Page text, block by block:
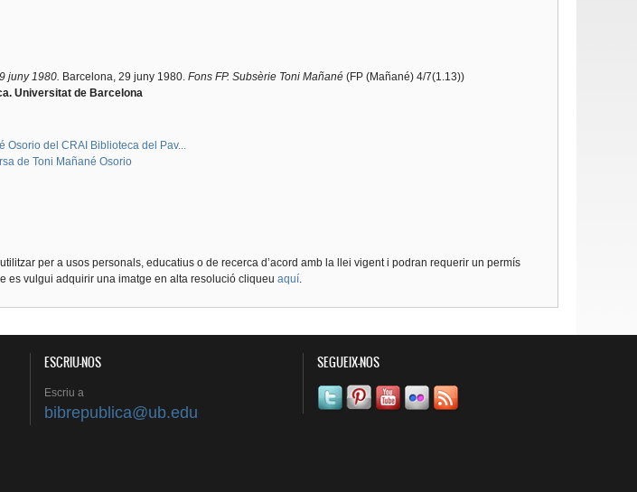
juny 1980. Barcelona, 29 juny 1980. Fons FP. SubsèrieToni Mañané(FP (Mañané) 4/7(1.13))
Universitat de Barcelona
Osorio del CRAI Biblioteca del Pav...
de Toni Mañané Osorio
per a usos personals, educatius o de recerca d’acord amb la llei vigent i podran requerir un permís
es vulgui adquirir una imatge en alta resolució cliqueu aquí.
ESCRIU-NOS
Escriu a
bibrepublica@ub.edu
SEGUEIX-NOS